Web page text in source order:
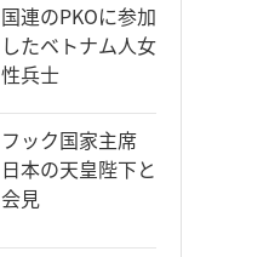
国連のPKOに参加
したベトナム人女
性兵士
フック国家主席
日本の天皇陛下と
会見